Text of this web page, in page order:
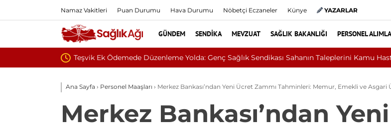
Namaz Vakitleri Puan Durumu Hava Durumu Nöbetçi Eczaneler Künye YAZARLAR
GÜNDEM SENDIKA MEVZUAT SAĞLIK BAKANLIĞI PERSONEL
Kamu Hastaneleri Genel Müdürü’ne İletti Zonguldak Bülent Ecevit Üniversitesi 2026/1 Sözleşmeli
Ana Sayfa › Personel Maaşları › Merkez Bankası’ndan Yeni Ücret Zammı Tahminleri: Memur, Emekli ve
Merkez Bankası’ndan